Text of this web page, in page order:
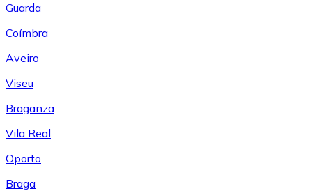
Guarda
Coímbra
Aveiro
Viseu
Braganza
Vila Real
Oporto
Braga